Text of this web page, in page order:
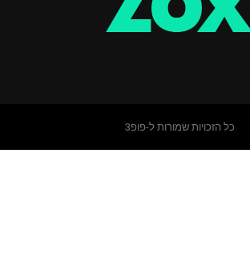
כל הזכויות שמורות ל-פופ3